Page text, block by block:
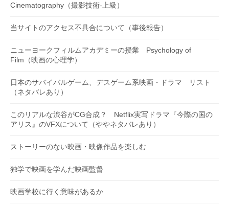
Cinematography（撮影技術-上級）
当サイトのアクセス不具合について（事後報告）
ニューヨークフィルムアカデミーの授業 Psychology of
Film（映画の心理学）
日本のサバイバルゲーム、デスゲーム系映画・ドラマ リスト
（ネタバレあり）
このリアルな渋谷がCG合成？ Netflix実写ドラマ『今際の国の
アリス』のVFXについて（ややネタバレあり）
ストーリーのない映画・映像作品を楽しむ
独学で映画を学んだ映画監督
映画学校に行く意味があるか